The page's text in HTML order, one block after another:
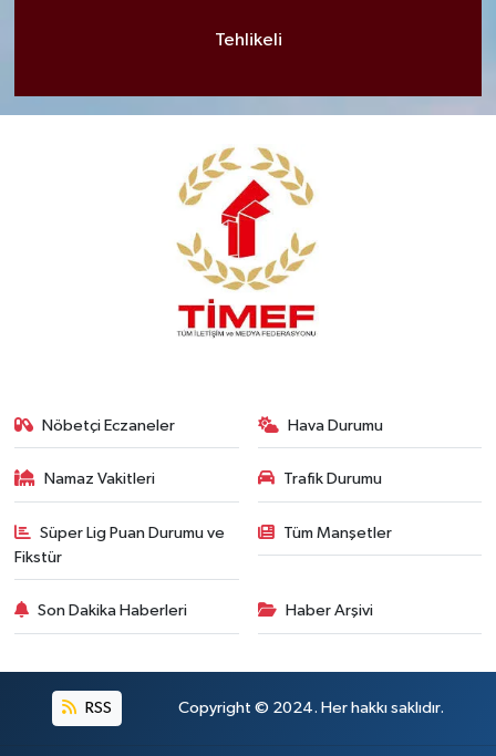
Tehlikeli
Nöbetçi Eczaneler Hava Durumu
Namaz Vakitleri Trafik Durumu
Süper Lig Puan Durumu ve
Fikstür
Tüm Manşetler
Son Dakika Haberleri Haber Arşivi
RSS Copyright © 2024. Her hakkı saklıdır.